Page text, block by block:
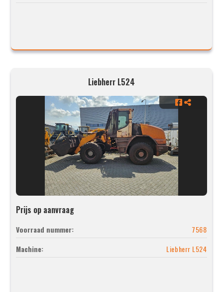
Liebherr L524
Prijs op aanvraag
Voorraad nummer:
7568
Machine:
Liebherr L524